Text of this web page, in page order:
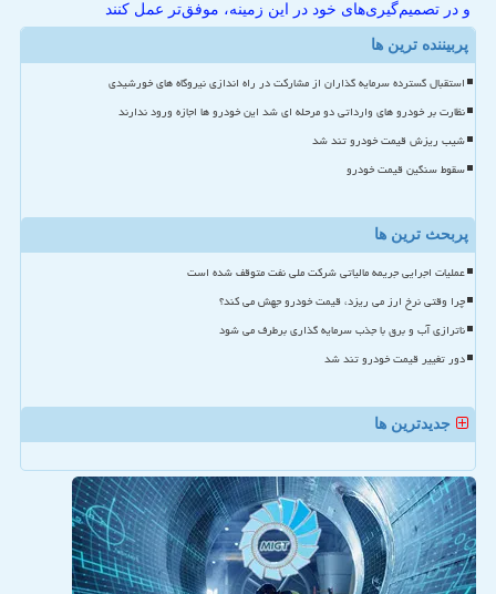
و در تصمیم‌گیری‌های خود در این زمینه، موفق‌تر عمل کنند
پربیننده ترین ها
استقبال گسترده سرمایه گذاران از مشارکت در راه اندازی نیروگاه های خورشیدی
نظارت بر خودرو های وارداتی دو مرحله ای شد این خودرو ها اجازه ورود ندارند
شیب ریزش قیمت خودرو تند شد
سقوط سنگین قیمت خودرو
پربحث ترین ها
عملیات اجرایی جریمه مالیاتی شرکت ملی نفت متوقف شده است
چرا وقتی نرخ ارز می ریزد، قیمت خودرو جهش می کند؟
ناترازی آب و برق با جذب سرمایه گذاری برطرف می شود
دور تغییر قیمت خودرو تند شد
جدیدترین ها